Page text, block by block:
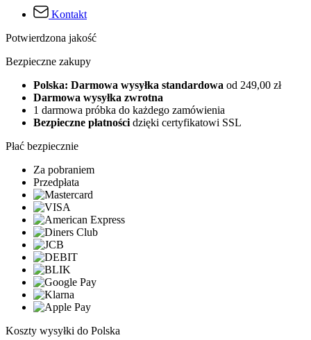
Kontakt
Potwierdzona jakość
Bezpieczne zakupy
Polska: Darmowa wysyłka standardowa od 249,00 zł
Darmowa wysyłka zwrotna
1 darmowa próbka do każdego zamówienia
Bezpieczne płatności dzięki certyfikatowi SSL
Płać bezpiecznie
Za pobraniem
Przedpłata
Koszty wysyłki do Polska